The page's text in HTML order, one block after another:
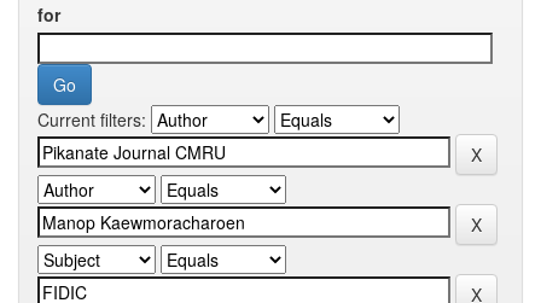
for
Current filters: